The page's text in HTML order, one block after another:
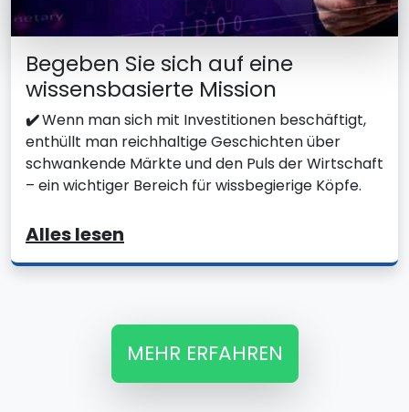
Begeben Sie sich auf eine
wissensbasierte Mission
✔️Wenn man sich mit Investitionen beschäftigt,
enthüllt man reichhaltige Geschichten über
schwankende Märkte und den Puls der Wirtschaft
– ein wichtiger Bereich für wissbegierige Köpfe.
Alles lesen
MEHR ERFAHREN